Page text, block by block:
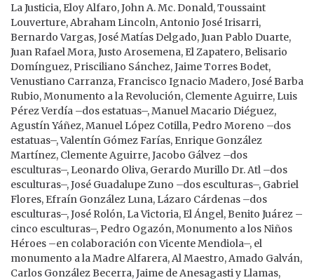
La Justicia, Eloy Alfaro, John A. Mc. Donald, Toussaint
Louverture, Abraham Lincoln, Antonio José Irisarri,
Bernardo Vargas, José Matías Delgado, Juan Pablo Duarte,
Juan Rafael Mora, Justo Arosemena, El Zapatero, Belisario
Domínguez, Prisciliano Sánchez, Jaime Torres Bodet,
Venustiano Carranza, Francisco Ignacio Madero, José Barba
Rubio, Monumento a la Revolución, Clemente Aguirre, Luis
Pérez Verdía –dos estatuas–, Manuel Macario Diéguez,
Agustín Yáñez, Manuel López Cotilla, Pedro Moreno –dos
estatuas–, Valentín Gómez Farías, Enrique González
Martínez, Clemente Aguirre, Jacobo Gálvez –dos
esculturas–, Leonardo Oliva, Gerardo Murillo Dr. Atl –dos
esculturas–, José Guadalupe Zuno –dos esculturas–, Gabriel
Flores, Efraín González Luna, Lázaro Cárdenas –dos
esculturas–, José Rolón, La Victoria, El Ángel, Benito Juárez –
cinco esculturas–, Pedro Ogazón, Monumento a los Niños
Héroes –en colaboración con Vicente Mendiola–, el
monumento a la Madre Alfarera, Al Maestro, Amado Galván,
Carlos González Becerra, Jaime de Anesagasti y Llamas,